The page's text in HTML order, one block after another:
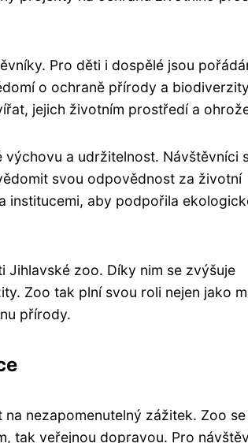
Pro děti i dospělé jsou
o ochraně přírody a
jejich životním prostředí a
a udržitelnost. Návštěvníci
svou odpovědnost za životní
institucemi, aby podpořila
Jihlavské zoo. Díky nim se zvýšuje
Zoo tak plní svou roli nejen jako
přírody.
nezapomenutelný zážitek. Zoo se
tak veřejnou dopravou. Pro